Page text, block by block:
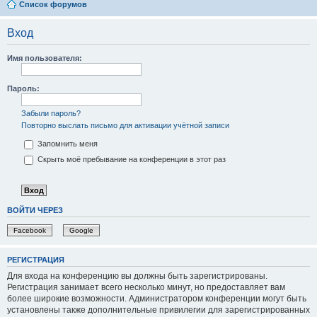
Список форумов
Вход
Имя пользователя:
Пароль:
Забыли пароль?
Повторно выслать письмо для активации учётной записи
Запомнить меня
Скрыть моё пребывание на конференции в этот раз
ВОЙТИ ЧЕРЕЗ
Facebook Google
РЕГИСТРАЦИЯ
Для входа на конференцию вы должны быть зарегистрированы.
Регистрация занимает всего несколько минут, но предоставляет вам
более широкие возможности. Администратором конференции могут быть
установлены также дополнительные привилегии для зарегистрированных